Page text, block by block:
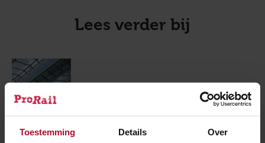
Toestemming Details Over
Lees verder bij